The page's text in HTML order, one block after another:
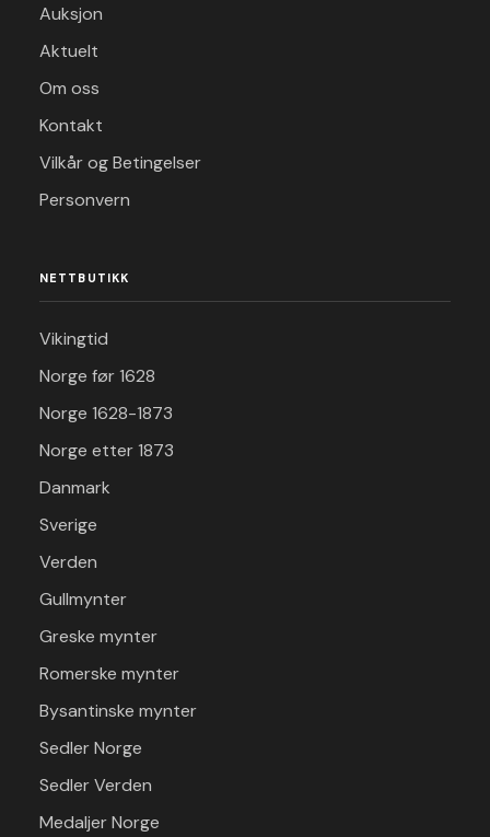
Auksjon
Aktuelt
Om oss
Kontakt
Vilkår og Betingelser
Personvern
NETTBUTIKK
Vikingtid
Norge før 1628
Norge 1628-1873
Norge etter 1873
Danmark
Sverige
Verden
Gullmynter
Greske mynter
Romerske mynter
Bysantinske mynter
Sedler Norge
Sedler Verden
Medaljer Norge